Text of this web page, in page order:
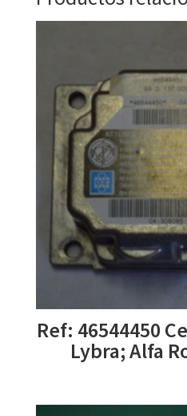
Ref: 46544450
Lybra; Alfa